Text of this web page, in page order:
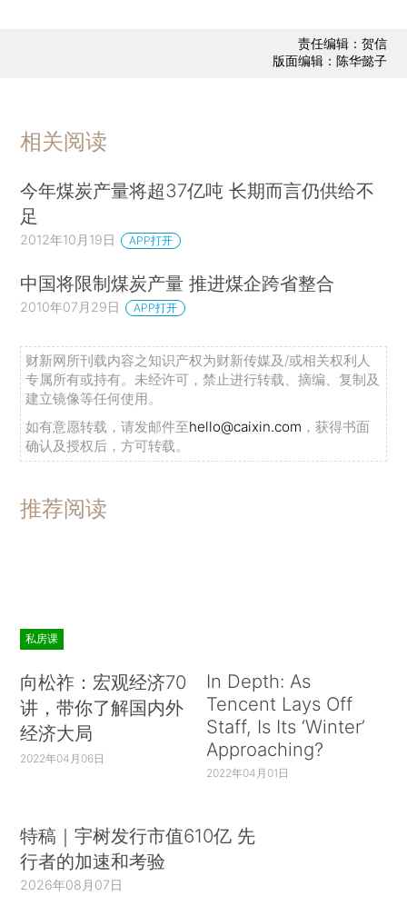
责任编辑：贺信
版面编辑：陈华懿子
相关阅读
今年煤炭产量将超37亿吨 长期而言仍供给不
足
2012年10月19日 APP打开
中国将限制煤炭产量 推进煤企跨省整合
2010年07月29日 APP打开
财新网所刊载内容之知识产权为财新传媒及/或相关权利人
专属所有或持有。未经许可，禁止进行转载、摘编、复制及
建立镜像等任何使用。
如有意愿转载，请发邮件至hello@caixin.com ，获得书面
确认及授权后，方可转载。
推荐阅读
私房课
向松祚：宏观经济70
讲，带你了解国内外
经济大局
2022年04月06日
In Depth: As
Tencent Lays Off
Staff, Is Its ‘Winter’
Approaching?
2022年04月01日
特稿｜宇树发行市值610亿 先
行者的加速和考验
2026年08月07日